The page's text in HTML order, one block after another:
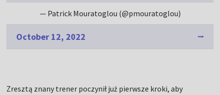
— Patrick Mouratoglou (@pmouratoglou)
October 12, 2022
Zresztą znany trener poczynił już pierwsze kroki, aby